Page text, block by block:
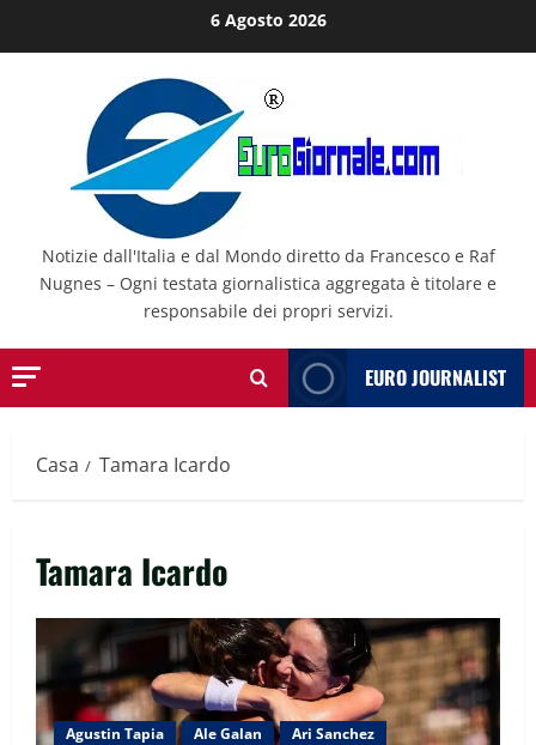
al
6 Agosto 2026
Notizie dall'Italia e dal Mondo diretto da Francesco e Raf
Nugnes – Ogni testata giornalistica aggregata è titolare e
responsabile dei propri servizi.
EURO JOURNALIST
Casa Tamara Icardo
Tamara Icardo
Agustin Tapia Ale Galan
Ari Sanchez